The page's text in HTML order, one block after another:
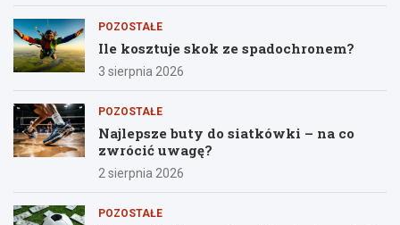
POZOSTAŁE
Ile kosztuje skok ze spadochronem?
3 sierpnia 2026
POZOSTAŁE
Najlepsze buty do siatkówki – na co
zwrócić uwagę?
2 sierpnia 2026
POZOSTAŁE